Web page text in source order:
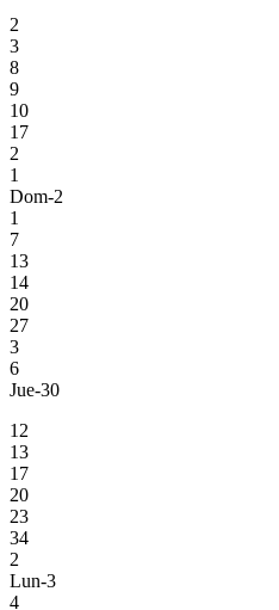
2
3
8
9
10
17
2
1
Dom-2
1
7
13
14
20
27
3
6
Jue-30
12
13
17
20
23
34
2
Lun-3
4